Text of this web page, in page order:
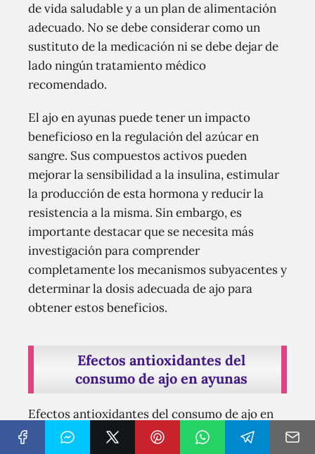
de vida saludable y a un plan de alimentación
adecuado. No se debe considerar como un
sustituto de la medicación ni se debe dejar de
lado ningún tratamiento médico
recomendado.
El ajo en ayunas puede tener un impacto
beneficioso en la regulación del azúcar en
sangre. Sus compuestos activos pueden
mejorar la sensibilidad a la insulina, estimular
la producción de esta hormona y reducir la
resistencia a la misma. Sin embargo, es
importante destacar que se necesita más
investigación para comprender
completamente los mecanismos subyacentes y
determinar la dosis adecuada de ajo para
obtener estos beneficios.
Efectos antioxidantes del
consumo de ajo en ayunas
Efectos antioxidantes del consumo de ajo en
ayunas: